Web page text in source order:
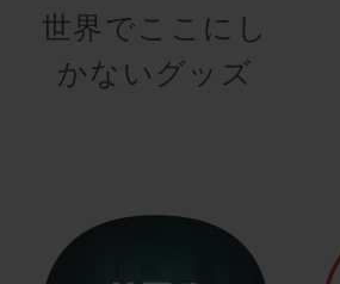
世界でここにし
かないグッズ